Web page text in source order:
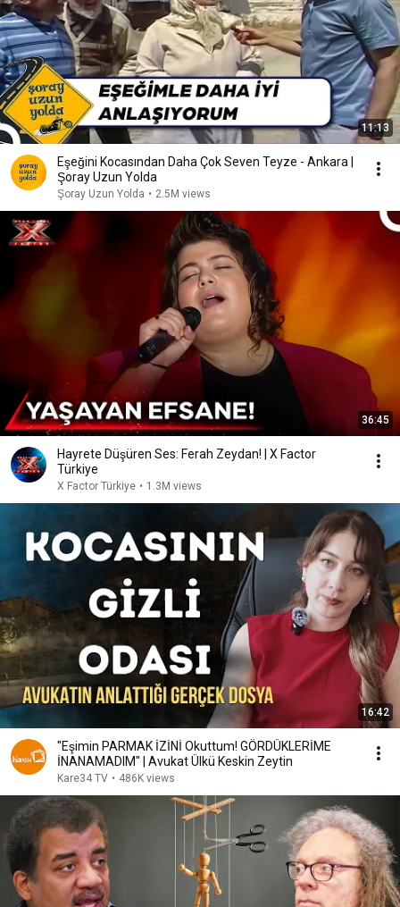
11:13
Eşeğini Kocasından Daha Çok Seven Teyze - Ankara |
Şoray Uzun Yolda
Şoray Uzun Yolda • 2.5M views
36:45
Hayrete Düşüren Ses: Ferah Zeydan! | X Factor
Türkiye
X Factor Türkiye • 1.3M views
16:42
"Eşimin PARMAK İZİNİ Okuttum! GÖRDÜKLERİME
İNANAMADIM" | Avukat Ülkü Keskin Zeytin
Kare34 TV • 486K views